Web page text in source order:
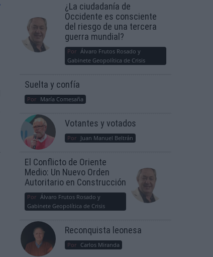
¿La ciudadanía de
Occidente es consciente
del riesgo de una tercera
guerra mundial?
Por Álvaro Frutos Rosado y
Gabinete Geopolítica de Crisis
Suelta y confía
Por María Comesaña
Votantes y votados
Por Juan Manuel Beltrán
El Conflicto de Oriente
Medio: Un Nuevo Orden
Autoritario en Construcción
Por Álvaro Frutos Rosado y
Gabinete Geopolítica de Crisis
Reconquista leonesa
Por Carlos Miranda